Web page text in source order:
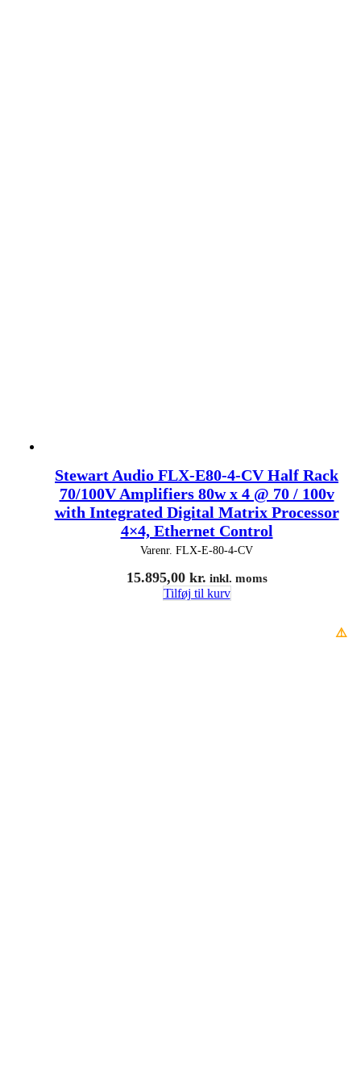
Stewart Audio FLX-E80-4-CV Half Rack
70/100V Amplifiers 80w x 4 @ 70 / 100v
with Integrated Digital Matrix Processor
4×4, Ethernet Control
Varenr. FLX-E-80-4-CV
15.895,00 kr. inkl. moms
Tilføj til kurv
⚠️